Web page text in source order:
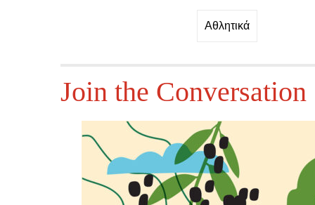
Αθλητικά
Join the Conversation